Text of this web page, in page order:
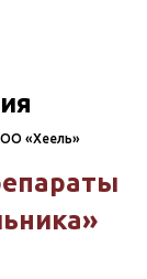
«Хеель»